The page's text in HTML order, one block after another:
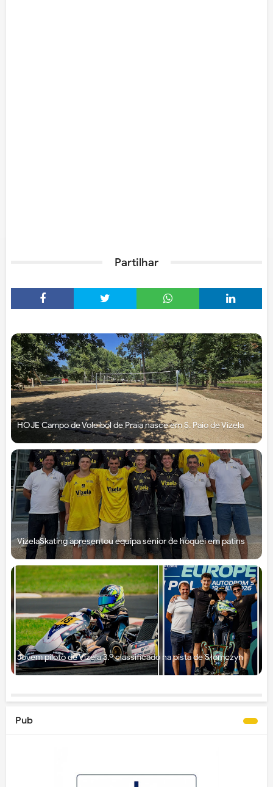
Partilhar
HOJE Campo de Voleibol de Praia nasce em S. Paio de Vizela
VizelaSkating apresentou equipa sénior de hóquei em patins
Jovem piloto de Vizela 3.º classificado na pista de Słomczyn
Pub